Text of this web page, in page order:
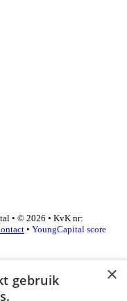
• © 2026 • KvK nr:
• YoungCapital score
×
gebruik